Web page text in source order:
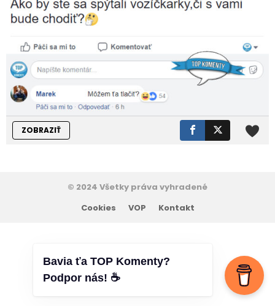
ZOBRAZIŤ
© 2024 Všetky práva vyhradené
Cookies
VOP Kontakt
Bavia ťa TOP Komenty?
Podpor nás! ☕